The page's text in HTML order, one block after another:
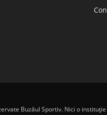
Buzăul Sportiv. Nici o